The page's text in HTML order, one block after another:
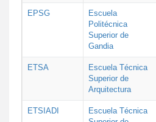
EPSG
Escuela
Politécnica
Superior de
Gandia
ETSA
Escuela Técnica
Superior de
Arquitectura
ETSIADI
Escuela Técnica